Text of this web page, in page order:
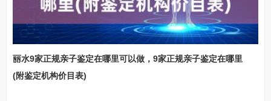
丽水9家正规亲子鉴定在哪里可以做，9家正规亲子鉴定在哪里
(附鉴定机构价目表)